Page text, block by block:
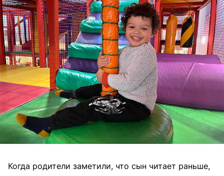
Когда родители заметили, что сын читает раньше,